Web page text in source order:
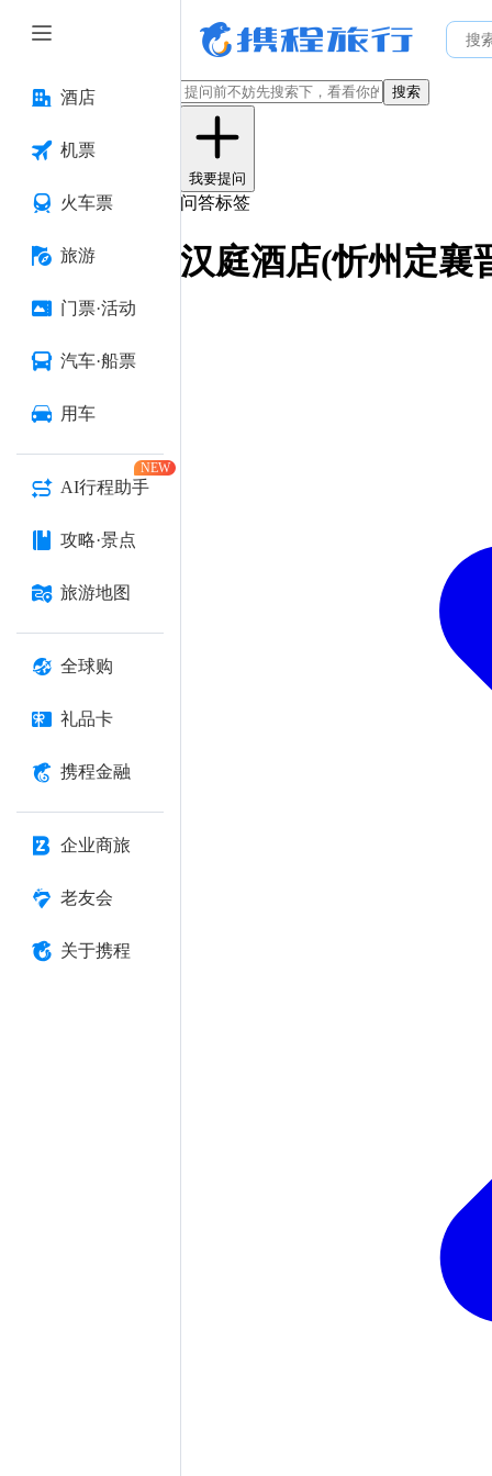
酒店
机票
火车票
旅游
门票·活动
汽车·船票
用车
AI行程助手
NEW
攻略·景点
旅游地图
全球购
礼品卡
携程金融
企业商旅
老友会
关于携程
搜索
我要提问
问答标签
汉庭酒店(忻州定襄